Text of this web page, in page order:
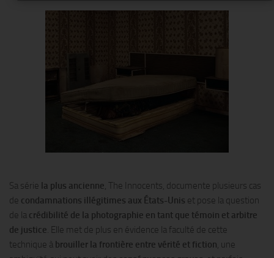
Sa série la plus ancienne, The Innocents, documente plusieurs cas
de condamnations illégitimes aux États-Unis et pose la question
de la crédibilité de la photographie en tant que témoin et arbitre
de justice. Elle met de plus en évidence la faculté de cette
technique à brouiller la frontière entre vérité et fiction, une